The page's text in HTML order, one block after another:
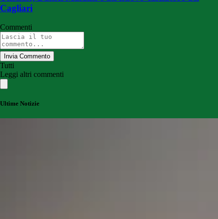
Cagliari
Commenti
Invia Commento
Tutti
Leggi altri commenti
Ultime Notizie